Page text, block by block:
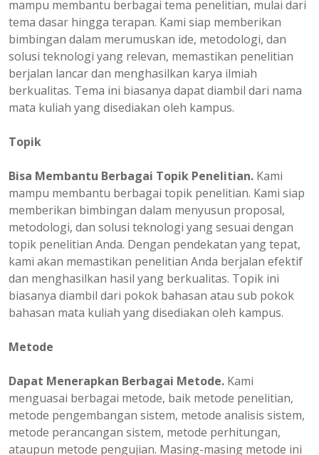
mampu membantu berbagai tema penelitian, mulai dari
tema dasar hingga terapan. Kami siap memberikan
bimbingan dalam merumuskan ide, metodologi, dan
solusi teknologi yang relevan, memastikan penelitian
berjalan lancar dan menghasilkan karya ilmiah
berkualitas. Tema ini biasanya dapat diambil dari nama
mata kuliah yang disediakan oleh kampus.
Topik
Bisa Membantu Berbagai Topik Penelitian. Kami
mampu membantu berbagai topik penelitian. Kami siap
memberikan bimbingan dalam menyusun proposal,
metodologi, dan solusi teknologi yang sesuai dengan
topik penelitian Anda. Dengan pendekatan yang tepat,
kami akan memastikan penelitian Anda berjalan efektif
dan menghasilkan hasil yang berkualitas. Topik ini
biasanya diambil dari pokok bahasan atau sub pokok
bahasan mata kuliah yang disediakan oleh kampus.
Metode
Dapat Menerapkan Berbagai Metode. Kami
menguasai berbagai metode, baik metode penelitian,
metode pengembangan sistem, metode analisis sistem,
metode perancangan sistem, metode perhitungan,
ataupun metode pengujian. Masing-masing metode ini